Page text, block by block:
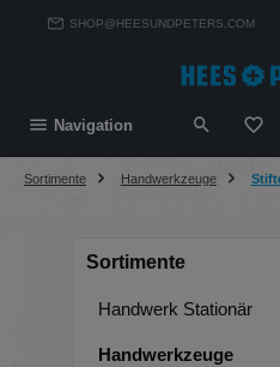
springenSHOP@HEESUNDPETERS.COM
Navigation
Sortimente Handwerkzeuge
Sortimente
Handwerk Stationär
Handwerkzeuge